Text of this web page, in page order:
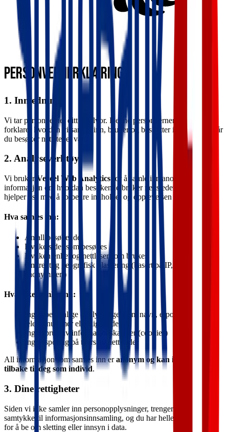
Personvernerklæring
1. Innledning
Vi tar personvernet ditt på alvor. Denne personvernerklæringen
forklarer hvordan vi samler inn, bruker og beskytter informasjon når
du besøker nettstedet vårt.
2. Analyseverktøy
Vi bruker Vercel Web Analytics for å samle inn anonym
informasjon om hvordan besøkende bruker nettstedet vårt. Dette
hjelper oss med å forbedre innholdet og opplevelsen på siden.
Hva samles inn:
Antall besøkende
Hvilke sider som besøkes
Hvilken enhet og nettleser som brukes
Omtrentlig geografisk plassering (basert på IP, men
anonymisert)
Hva ikke samles inn:
Ingen personlige opplysninger som navn, e-post,
telefonnummer eller lignende
Ingen bruk av informasjonskapsler (cookies)
Ingen sporing på tvers av nettsteder
All informasjon som samles inn eranonym og kan ikke spores
tilbake til deg som individ.
3. Dine rettigheter
Siden vi ikke samler inn personopplysninger, trenger du ikke gi
samtykke til informasjonsinnsamling, og du har heller ikke behov
for å be om sletting eller innsyn i data.